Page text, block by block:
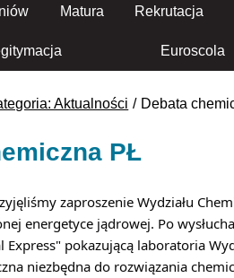
Matura Rekrutacja
Euroscola
Aktualności Debata
PŁ
zaproszenie Wydziału
energetyce jądrowej. Po
Express" pokazującą laboratoria
niezbędna do rozwiązania